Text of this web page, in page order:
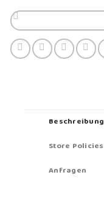
Beschreibung
Store Policies
Anfragen